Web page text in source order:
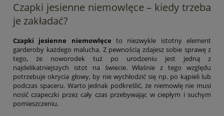
Czapki jesienne niemowlęce – kiedy trzeba
je zakładać?
Czapki jesienne niemowlęce to niezwykle istotny element
garderoby każdego malucha. Z pewnością zdajesz sobie sprawę z
tego, że noworodek tuż po urodzeniu jest jedną z
najdelikatniejszych istot na świecie. Właśnie z tego względu
potrzebuje okrycia głowy, by nie wychłodzić się np. po kąpieli lub
podczas spaceru. Warto jednak podkreślić, że niemowlę nie musi
nosić czapeczki przez cały czas przebywając w ciepłym i suchym
pomieszczeniu.